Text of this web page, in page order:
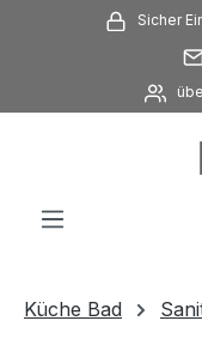
Zum HauptinhaltSicher
Küche Bad